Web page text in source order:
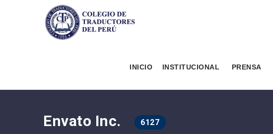
INICIO INSTITUCIONAL PRENSA
Envato Inc. 6127